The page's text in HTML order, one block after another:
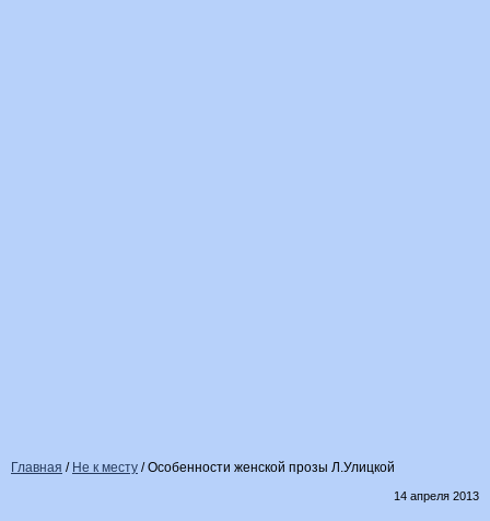
Главная / Не к месту /Особенности женской прозы Л.Улицкой
14 апреля 2013